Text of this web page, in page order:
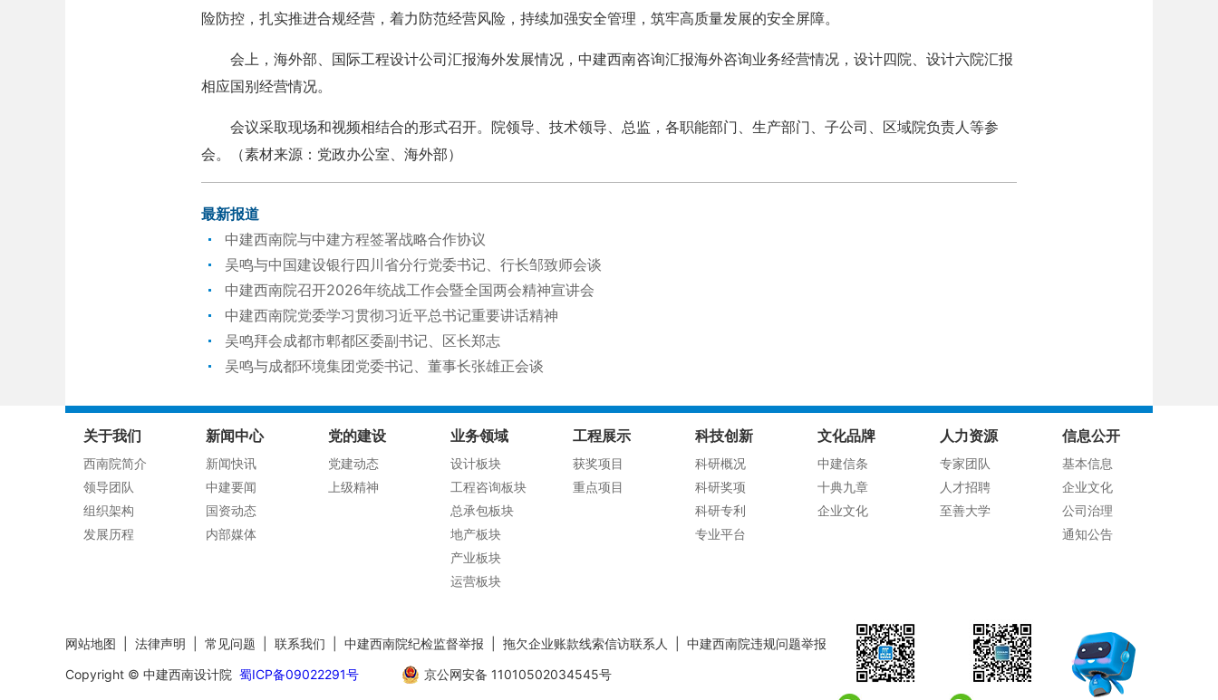
险防控，扎实推进合规经营，着力防范经营风险，持续加强安全管理，筑牢高质量发展的安全屏障。
会上，海外部、国际工程设计公司汇报海外发展情况，中建西南咨询汇报海外咨询业务经营情况，设计四院、设计六院汇报
相应国别经营情况。
会议采取现场和视频相结合的形式召开。院领导、技术领导、总监，各职能部门、生产部门、子公司、区域院负责人等参
会。（素材来源：党政办公室、海外部）
最新报道
中建西南院与中建方程签署战略合作协议
吴鸣与中国建设银行四川省分行党委书记、行长邹致师会谈
中建西南院召开2026年统战工作会暨全国两会精神宣讲会
中建西南院党委学习贯彻习近平总书记重要讲话精神
吴鸣拜会成都市郫都区委副书记、区长郑志
吴鸣与成都环境集团党委书记、董事长张雄正会谈
关于我们
西南院简介
领导团队
组织架构
发展历程
新闻中心
新闻快讯
中建要闻
国资动态
内部媒体
党的建设
党建动态
上级精神
业务领域
设计板块
工程咨询板块
总承包板块
地产板块
产业板块
运营板块
工程展示
获奖项目
重点项目
科技创新
科研概况
科研奖项
科研专利
专业平台
文化品牌
中建信条
十典九章
企业文化
人力资源
专家团队
人才招聘
至善大学
信息公开
基本信息
企业文化
公司治理
通知公告
网站地图 法律声明 常见问题 联系我们 中建西南院纪检监督举报 拖欠企业账款线索信访联系人
中建西南院违规问题举报
Copyright © 中建西南设计院 蜀ICP备09022291号 京公网安备 11010502034545号